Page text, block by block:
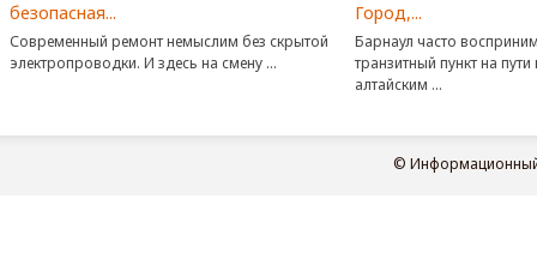
безопасная...
Современный ремонт немыслим без скрытой
электропроводки. И здесь на смену ...
Город,...
Барнаул часто
транзитный пункт на
алтайским ...
© Информационный